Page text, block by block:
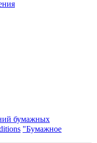
бумажных
"Бумажное